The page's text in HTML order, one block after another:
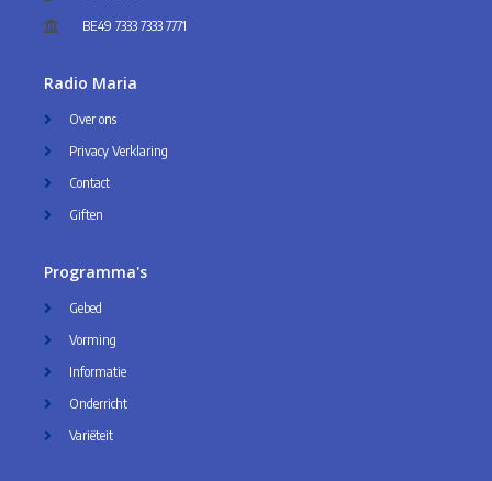
BE49 7333 7333 7771
Radio Maria
Over ons
Privacy Verklaring
Contact
Giften
Programma's
Gebed
Vorming
Informatie
Onderricht
Variëteit